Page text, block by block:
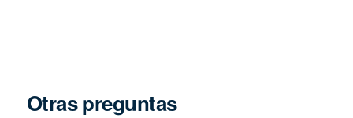
Otras preguntas